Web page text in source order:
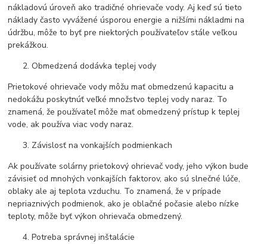
nákladovú úroveň ako tradičné ohrievače vody. Aj keď sú tieto
náklady často vyvážené úsporou energie a nižšími nákladmi na
údržbu, môže to byť pre niektorých používateľov stále veľkou
prekážkou.
Obmedzená dodávka teplej vody
Prietokové ohrievače vody môžu mať obmedzenú kapacitu a
nedokážu poskytnúť veľké množstvo teplej vody naraz. To
znamená, že používateľ môže mať obmedzený prístup k teplej
vode, ak používa viac vody naraz.
Závislosť na vonkajších podmienkach
Ak používate solárny prietokový ohrievač vody, jeho výkon bude
závisieť od mnohých vonkajších faktorov, ako sú slnečné lúče,
oblaky ale aj teplota vzduchu. To znamená, že v prípade
nepriaznivých podmienok, ako je oblačné počasie alebo nízke
teploty, môže byť výkon ohrievača obmedzený.
Potreba správnej inštalácie